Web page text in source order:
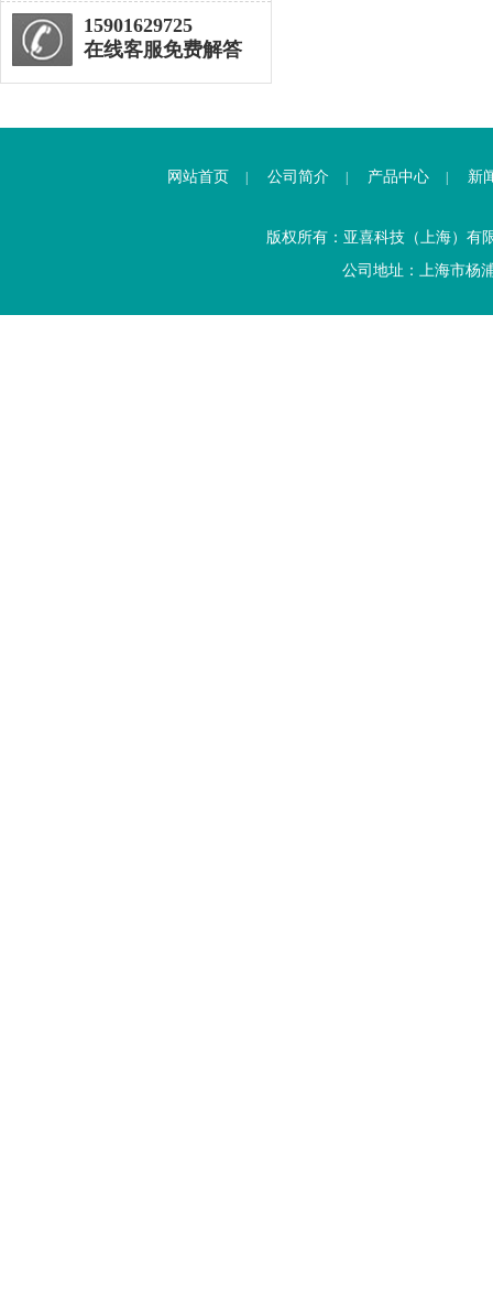
检测仪的各组成部件功能特点
15901629725
在线客服免费解答
网站首页 公司简介 产品中心 新
版权所有：亚喜科技（上海）
公司地址：上海市杨